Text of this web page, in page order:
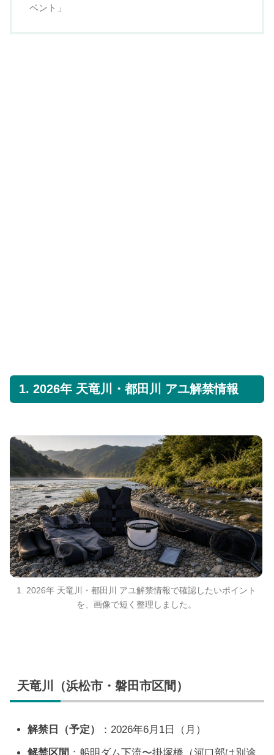
ベント」
1. 2026年 天竜川・都田川 アユ解禁情報
1. 2026年 天竜川・都田川 アユ解禁情報で確認したいポイント
を、画像で短く整理しました。
天竜川（浜松市・磐田市区間）
解禁日（予定）
：2026年6月1日（月）